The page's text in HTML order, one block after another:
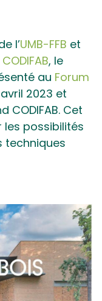
l’UMB-FFB et
CODIFAB, le
au Forum
avril 2023 et
CODIFAB. Cet
possibilités
techniques